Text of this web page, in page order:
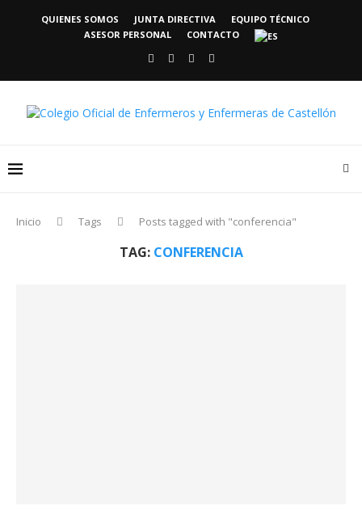
QUIENES SOMOS JUNTA DIRECTIVA
EQUIPO TÉCNICO
ASESOR PERSONAL
CONTACTO
Inicio Tags Posts tagged with "conferencia"
TAG: CONFERENCIA